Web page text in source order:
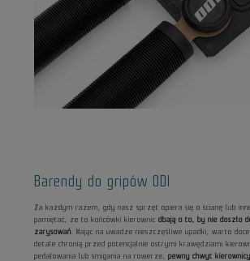
Barendy do gripów ODI
Za każdym razem, gdy nasz sprzęt opiera się o ścianę lub
pamiętać, że to końcówki kierownicdbają o to, by nie doszło
zarysowań
. Mając na uwadze nieszczęśliwe upadki, warto
detale chronią przed potencjalnie ostrymi krawędziami
pedałowania lub śmigania na rowerze,pewny chwyt kierownicy